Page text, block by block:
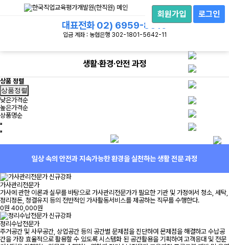
회
그
인
회원가입 로그인
대표전화02) 6959-8019
입금 계좌 : 농협은행 302-1801-5642-11
생활·환경·안전 과정
상품 정렬
상품정렬
낮은가격순
높은가격순
상품명순
일상 속의 안전과 지속가능한 환경을 실천하는 생활 전문 과정
신규강좌
가사관리전문가
가사에 관한 이론과 실무를 바탕으로 가사관리전문가가 필요한 기관 및 가정에서 청소, 세탁,
정리정돈, 청결유지 등의 전반적인 가사활동서비스를 제공하는 직무를 수행한다.
0원 400,000원
신규강좌
정리수납전문가
주거공간 및 사무공간, 상업공간 등의 공간별 문제점을 진단하여 몬제점을 해결하고 수납공
간을 가장 효율적으로 활용할 수 있도록 시스템화 된 공간활용을 기획하여 고객응대 및 전문